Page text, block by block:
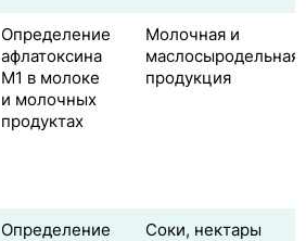
Определение
афлатоксина
M1 в молоке
и молочных
продуктах
Молочная и
маслосыродельная
продукция
Определение
Соки, нектары